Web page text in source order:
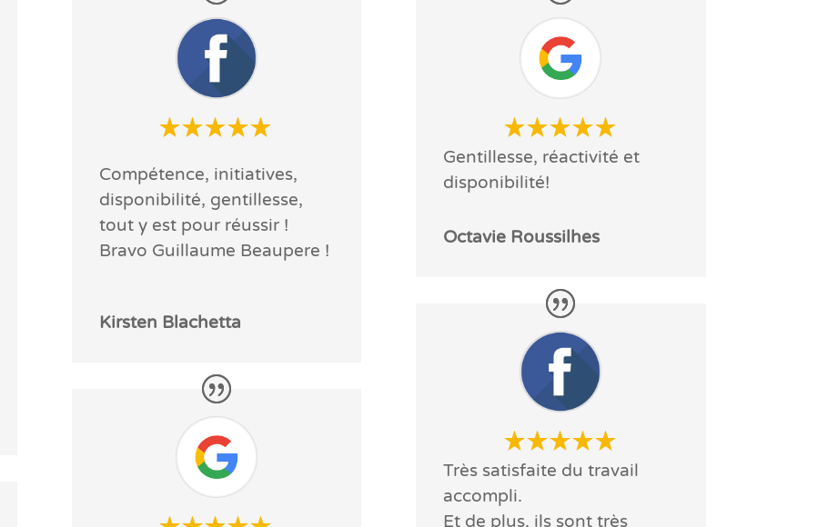
Compétence, initiatives,
disponibilité, gentillesse,
tout y est pour réussir !
Bravo Guillaume Beaupere !
Kirsten Blachetta
Gentillesse, réactivité et
disponibilité!
Octavie Roussilhes
Très satisfaite du travail
accompli.
Et de plus, ils sont très